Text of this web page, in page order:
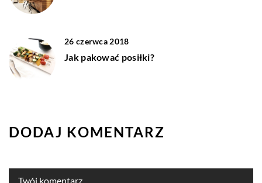
26 czerwca 2018
Jak pakować posiłki?
DODAJ KOMENTARZ